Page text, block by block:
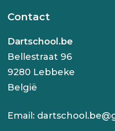
Contact
Dartschool.be
Bellestraat 96
9280 Lebbeke
België
Email: